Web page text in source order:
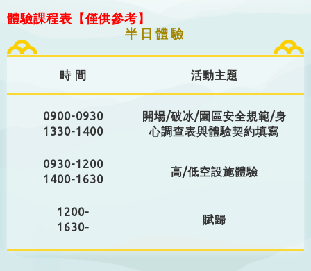
體驗課程表【僅供參考】
半日體驗
時 間 活動主題
0900-0930
1330-1400
開場/破冰/園區安全規範/身
心調查表與體驗契約填寫
0930-1200
1400-1630
高/低空設施體驗
1200-
1630-
賦歸